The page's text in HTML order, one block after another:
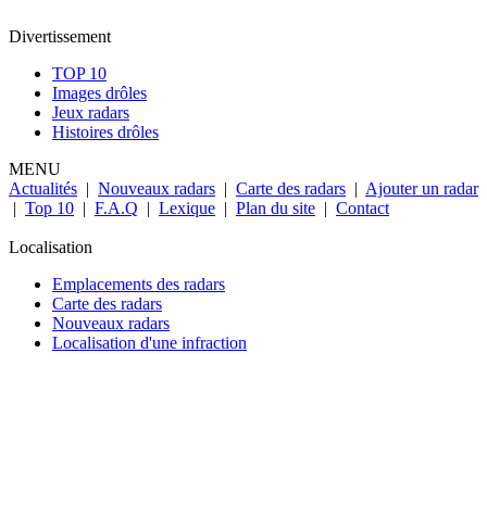
Divertissement
TOP 10
Images drôles
Jeux radars
Histoires drôles
MENU
Actualités | Nouveaux radars | Carte des radars | Ajouter un radar
| Top 10 | F.A.Q | Lexique | Plan du site | Contact
Localisation
Emplacements des radars
Carte des radars
Nouveaux radars
Localisation d'une infraction